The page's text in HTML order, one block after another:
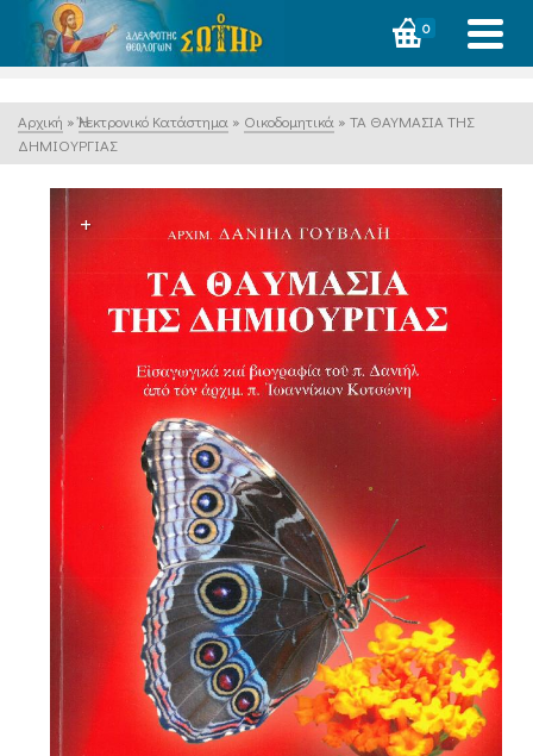
0
Αρχική » Ἠλεκτρονικό Κατάστημα » Οικοδομητικά » ΤΑ ΘΑΥΜΑΣΙΑ ΤΗΣ
ΔΗΜΙΟΥΡΓΙΑΣ